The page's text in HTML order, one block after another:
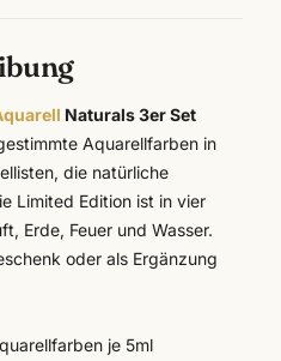
Naturals 3er Set
Aquarellfarben in
die natürliche
Limited Edition ist in vier
Erde, Feuer und Wasser.
oder als Ergänzung
je 5ml